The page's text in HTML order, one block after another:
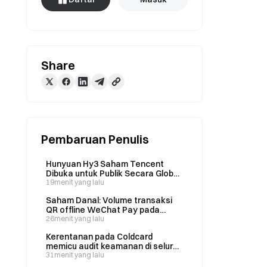
Share
Pembaruan Penulis
Hunyuan Hy3 Saham Tencent
Dibuka untuk Publik Secara Global:
Jumlah Panggilan API Mencapai 68
dalam Sepekan sejak Peluncuran
19menit yang lalu
Saham Danal: Volume transaksi
QR offline WeChat Pay pada
paruh pertama 2026 meningkat
sebelumnya, mencatat rekor
tertinggi sepanjang masa
26menit yang lalu
Kerentanan pada Coldcard
memicu audit keamanan di seluruh
industri; tim merah Bitcoin
31menit yang lalu